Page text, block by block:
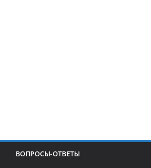
ВОПРОСЫ-ОТВЕТЫ